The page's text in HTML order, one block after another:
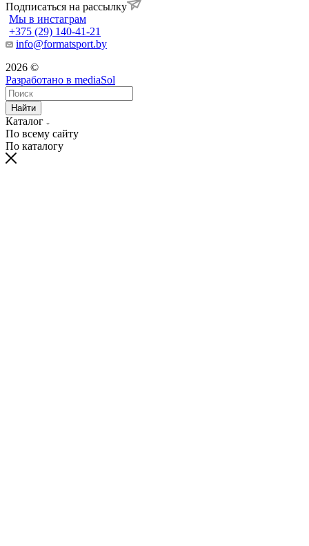
Подписаться на рассылку
Мы в инстаграм
+375 (29) 140-41-21
info@formatsport.by
2026 ©
Разработано в mediaSol
Найти
Каталог
По всему сайту
По каталогу